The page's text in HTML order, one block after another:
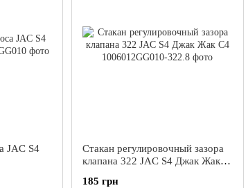
JAC S4
Стакан регулировочный зазора
клапана 322 JAC S4 Джак Жак
185 грн